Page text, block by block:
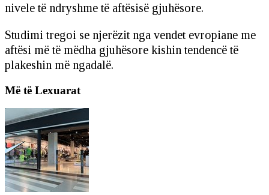
nivele të ndryshme të aftësisë gjuhësore.
Studimi tregoi se njerëzit nga vendet evropiane me
aftësi më të mëdha gjuhësore kishin tendencë të
plakeshin më ngadalë.
Më të Lexuarat